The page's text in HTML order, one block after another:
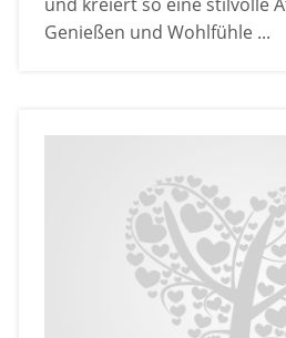
Genießen und Wohlfühle ...